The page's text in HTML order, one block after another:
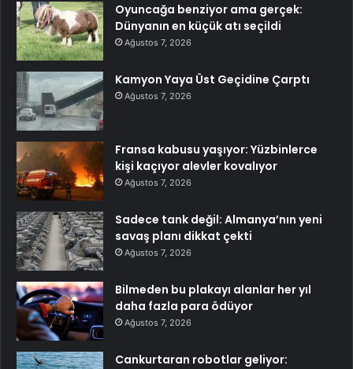
Oyuncağa benziyor ama gerçek:
Dünyanın en küçük atı seçildi
Ağustos 7, 2026
Kamyon Yaya Üst Geçidine Çarptı
Ağustos 7, 2026
Fransa kabusu yaşıyor: Yüzbinlerce
kişi kaçıyor alevler kovalıyor
Ağustos 7, 2026
Sadece tank değil: Almanya’nın yeni
savaş planı dikkat çekti
Ağustos 7, 2026
Bilmeden bu plakayı alanlar her yıl
daha fazla para ödüyor
Ağustos 7, 2026
Cankurtaran robotlar geliyor: